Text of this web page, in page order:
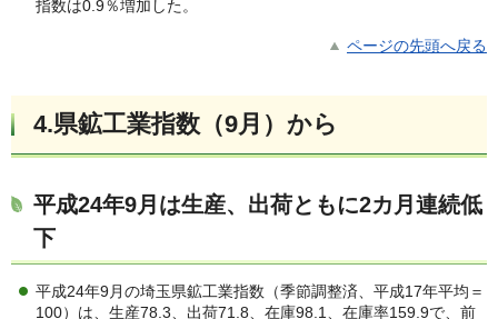
指数は0.9％増加した。
ページの先頭へ戻る
4.県鉱工業指数（9月）から
平成24年9月は生産、出荷ともに2カ月連続低
下
平成24年9月の埼玉県鉱工業指数（季節調整済、平成17年平均＝
100）は、生産78.3、出荷71.8、在庫98.1、在庫率159.9で、前